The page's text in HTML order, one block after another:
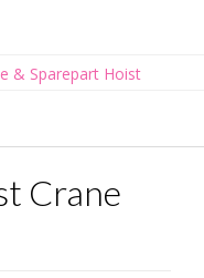
Crane